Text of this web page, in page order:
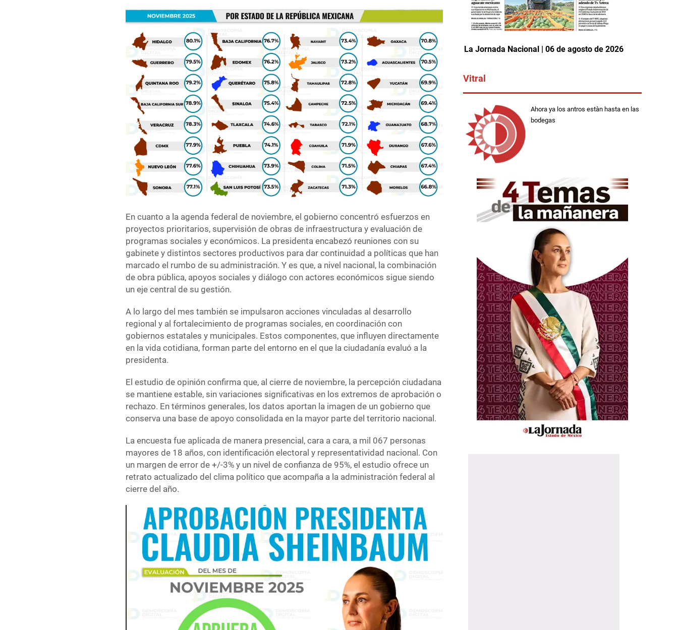
En cuanto a la agenda federal de noviembre, el gobierno concentró esfuerzos en
proyectos prioritarios, supervisión de obras de infraestructura y evaluación de
programas sociales y económicos. La presidenta encabezó reuniones con su
gabinete y distintos sectores productivos para dar continuidad a políticas que han
marcado el rumbo de su administración. Y es que, a nivel nacional, la combinación
de obra pública, apoyos sociales y diálogo con actores económicos sigue siendo
un eje central de su gestión.
A lo largo del mes también se impulsaron acciones vinculadas al desarrollo
regional y al fortalecimiento de programas sociales, en coordinación con
gobiernos estatales y municipales. Estos componentes, que influyen directamente
en la vida cotidiana, forman parte del entorno en el que la ciudadanía evaluó a la
presidenta.
El estudio de opinión confirma que, al cierre de noviembre, la percepción ciudadana
se mantiene estable, sin variaciones significativas en los extremos de aprobación o
rechazo. En términos generales, los datos aportan la imagen de un gobierno que
conserva una base de apoyo consolidada en la mayor parte del territorio nacional.
La encuesta fue aplicada de manera presencial, cara a cara, a mil 067 personas
mayores de 18 años, con identificación electoral y representatividad nacional. Con
un margen de error de +/-3% y un nivel de confianza de 95%, el estudio ofrece un
retrato actualizado del clima político que acompaña a la administración federal al
cierre del año.
La Jornada Nacional | 06 de agosto de 2026
Vitral
Ahora ya los antros estàn hasta en las
bodegas